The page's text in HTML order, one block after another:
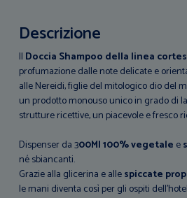
Descrizione
Il Doccia Shampoo della linea
profumazione dalle note delicate e
alle Nereidi, figlie del mitologico dio del
un prodotto monouso unico in grado di
strutture ricettive, un piacevole e fresco
Dispenser da 300Ml100% vegetale e
né sbiancanti.
Grazie alla glicerina e allespiccate
le mani diventa così per gli ospiti